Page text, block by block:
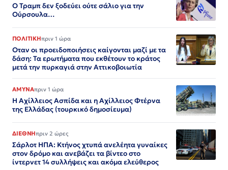
Ο Τραμπ δεν ξοδεύει ούτε σάλιο για την
Ούρσουλα…
ΠΟΛΙΤΙΚΗπριν 1 ώρα
Οταν οι προειδοποιήσεις καίγονται μαζί με τα
δάση: Τα ερωτήματα που εκθέτουν το κράτος
μετά την πυρκαγιά στην Αττικοβοιωτία
ΑΜΥΝΑπριν 1 ώρα
Η Αχίλλειος Ασπίδα και η Αχίλλειος Φτέρνα
της Ελλάδας (τουρκικό δημοσίευμα)
ΔΙΕΘΝΗπριν 2 ώρες
Σάρλοτ ΗΠΑ: Κτήνος χτυπά ανελέητα γυναίκες
στον δρόμο και ανεβάζει τα βίντεο στο
ίντερνετ 14 συλλήψεις και ακόμα ελεύθερος​​​​​​​​​​​​​​​​​​​​​​​​​​​​​​​​​​​​​​​​​​​​​​​​​​